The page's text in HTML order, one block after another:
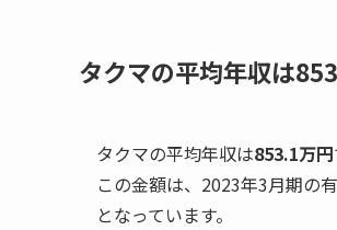
タクマの平均年収は
タクマの平均年収は853.1万円
この金額は、2023年3月期の
となっています。